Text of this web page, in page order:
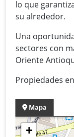
lo que
su alrededor.
Una
sectores con
Oriente
Propiedades
Mapa
+